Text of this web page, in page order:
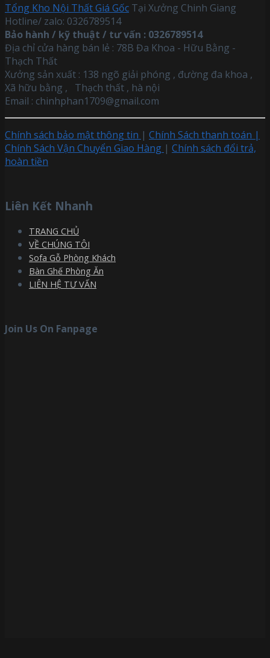
Tổng Kho Nội Thất Giá Gốc Tại Xưởng Chinh Giang
Hotline/ zalo: 0326789514
Bảo hành / kỹ thuật / tư vấn : 0326789514
Địa chỉ cửa hàng bán lẻ : 78B Đa Khoa - Hữu Bằng -
Thạch Thất
Xưởng sản xuất : 138 ngõ giải phóng , đường đa khoa ,
Xã hữu bằng , Thạch thất , hà nội
Email : chinhphan1709@gmail.com
Chính sách bảo mật thông tin | Chính Sách thanh toán |
Chính Sách Vận Chuyển Giao Hàng | Chính sách đổi trả,
hoàn tiền
Liên Kết Nhanh
TRANG CHỦ
VỀ CHÚNG TÔI
Sofa Gỗ Phòng Khách
Bàn Ghế Phòng Ăn
LIÊN HỆ TƯ VẤN
Join Us On Fanpage